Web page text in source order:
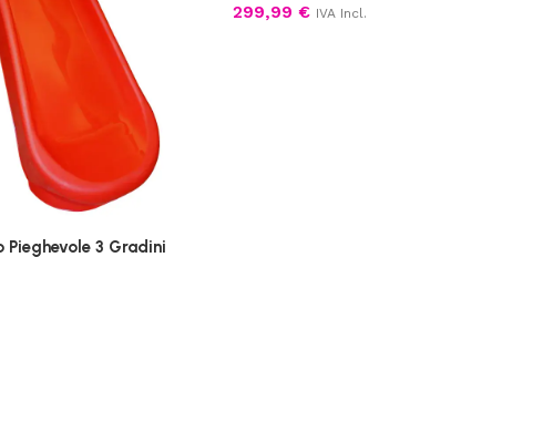
3 Gradini
299,99 € IVA Incl.